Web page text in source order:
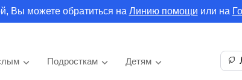
Вы можете обратиться на Линию помощи или на
Подросткам Детям